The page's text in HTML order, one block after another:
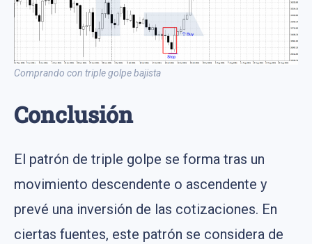
Comprando con triple golpe bajista
Conclusión
El patrón de triple golpe se forma tras un
movimiento descendente o ascendente y
prevé una inversión de las cotizaciones. En
ciertas fuentes, este patrón se considera de